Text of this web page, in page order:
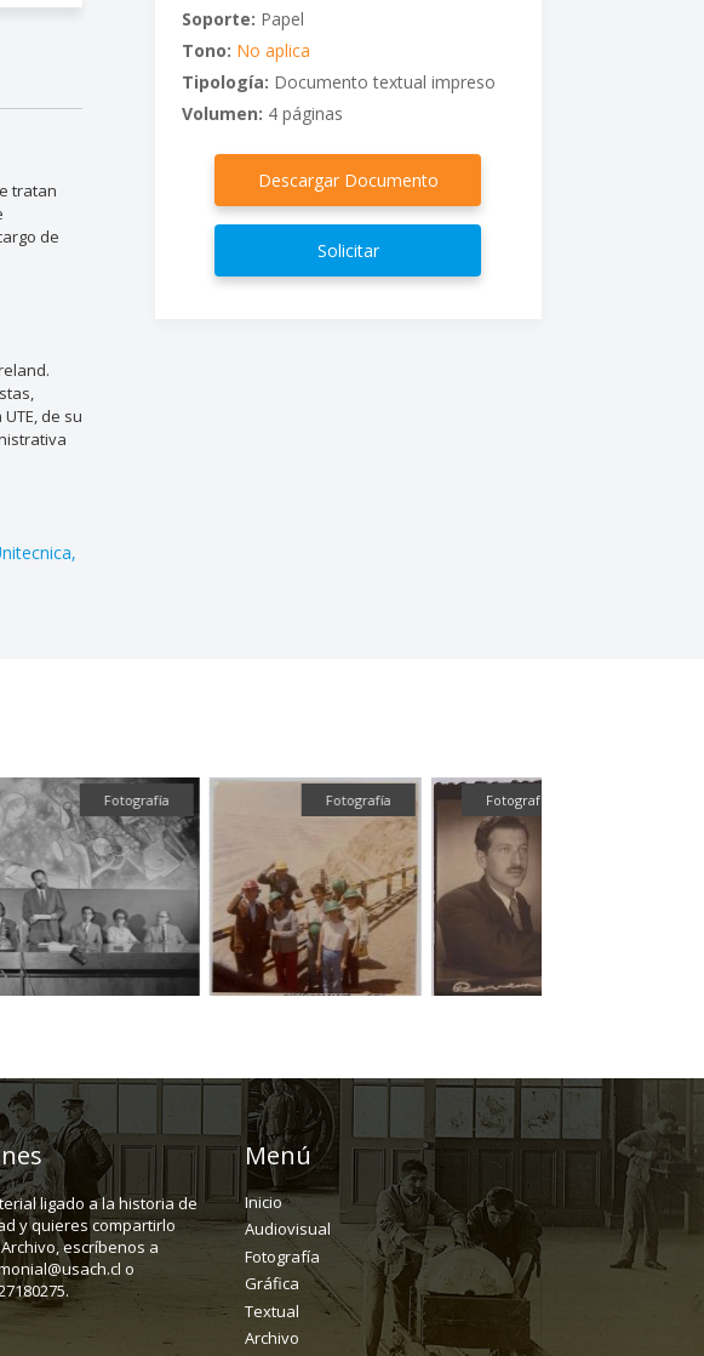
tratan
de
de su
Soporte: Papel
Tono: No aplica
Tipología: Documento textual impreso
Volumen: 4 páginas
Descargar Documento
Solicitar
Fotografía Fotografía Fotografía
ligado a la historia de
y quieres compartirlo
escríbenos a
o
Menú
Inicio
Audiovisual
Fotografía
Gráfica
Textual
Archivo